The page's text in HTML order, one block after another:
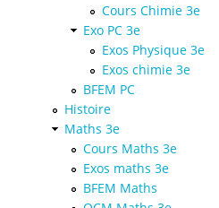
Cours Chimie 3e
Exo PC 3e
Exos Physique 3e
Exos chimie 3e
BFEM PC
Histoire
Maths 3e
Cours Maths 3e
Exos maths 3e
BFEM Maths